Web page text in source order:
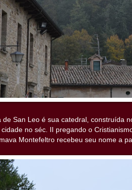
de San Leo é sua catedral, construída
no séc. II pregando o
Montefeltro recebeu seu nome a